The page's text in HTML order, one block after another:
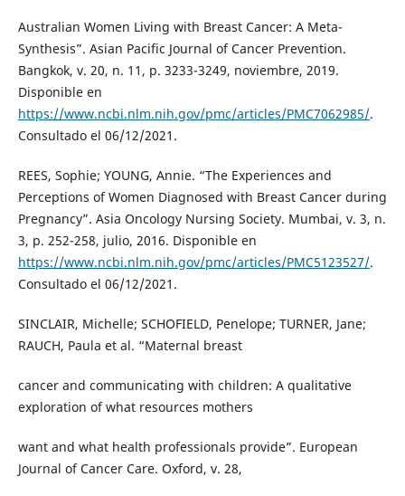
Australian Women Living with Breast Cancer: A Meta-
Synthesis”. Asian Pacific Journal of Cancer Prevention.
Bangkok, v. 20, n. 11, p. 3233-3249, noviembre, 2019.
Disponible en
https://www.ncbi.nlm.nih.gov/pmc/articles/PMC7062985/.
Consultado el 06/12/2021.
REES, Sophie; YOUNG, Annie. “The Experiences and
Perceptions of Women Diagnosed with Breast Cancer during
Pregnancy”. Asia Oncology Nursing Society. Mumbai, v. 3, n.
3, p. 252-258, julio, 2016. Disponible en
https://www.ncbi.nlm.nih.gov/pmc/articles/PMC5123527/.
Consultado el 06/12/2021.
SINCLAIR, Michelle; SCHOFIELD, Penelope; TURNER, Jane;
RAUCH, Paula et al. “Maternal breast
cancer and communicating with children: A qualitative
exploration of what resources mothers
want and what health professionals provide”. European
Journal of Cancer Care. Oxford, v. 28,